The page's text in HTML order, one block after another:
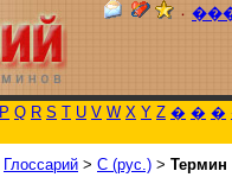
٠
P Q R S T U V W X Y Z � � �
Глоссарий > С (рус.) > Термин